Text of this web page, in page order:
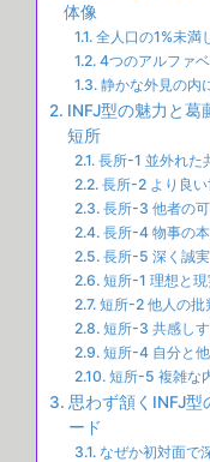
体像
全人口の1%未満
4つのアルファ
静かな外見の内
INFJ型の魅力と葛
短所
長所-1 並外れた
長所-2 より良
長所-3 他者の
長所-4 物事の
長所-5 深く誠
短所-1 理想と
短所-2 他人の批
短所-3 共感し
短所-4 自分と
短所-5 複雑な
思わず頷くINFJ
ード
なぜか初対面で